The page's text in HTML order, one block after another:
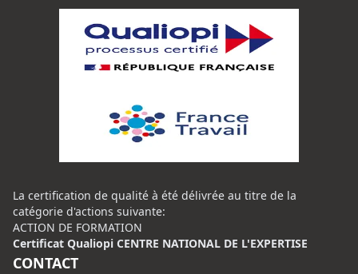
La certification de qualité à été délivrée au titre de la
catégorie d'actions suivante:
ACTION DE FORMATION
Certificat Qualiopi CENTRE NATIONAL DE L'EXPERTISE
CONTACT